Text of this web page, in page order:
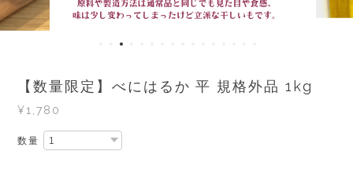
【数量限定】べにはるか 平 規格外品 1kg
¥1,780
数量